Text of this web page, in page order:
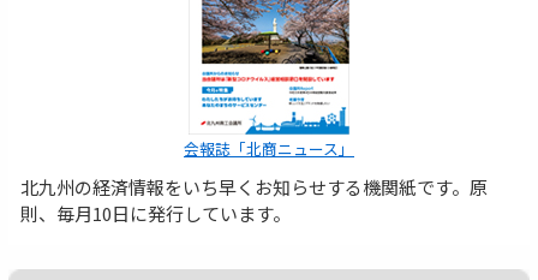
会報誌「北商ニュース」
北九州の経済情報をいち早くお知らせする機関紙です。原
則、毎月10日に発行しています。